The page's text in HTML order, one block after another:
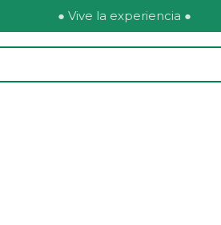
● Vive la experiencia ●